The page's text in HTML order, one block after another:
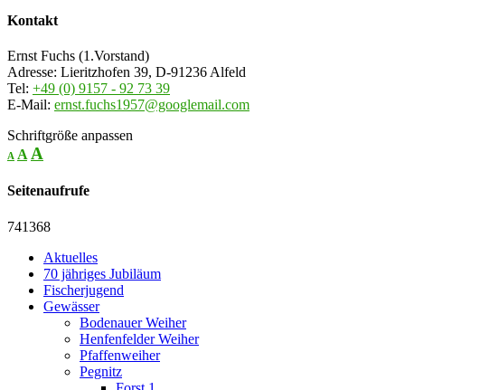
Kontakt
Ernst Fuchs (1.Vorstand)
Adresse: Lieritzhofen 39, D-91236 Alfeld
Tel: +49 (0) 9157 - 92 73 39
E-Mail: ernst.fuchs1957@googlemail.com
Schriftgröße anpassen
A A A
Seitenaufrufe
741368
Aktuelles
70 jähriges Jubiläum
Fischerjugend
Gewässer
Bodenauer Weiher
Henfenfelder Weiher
Pfaffenweiher
Pegnitz